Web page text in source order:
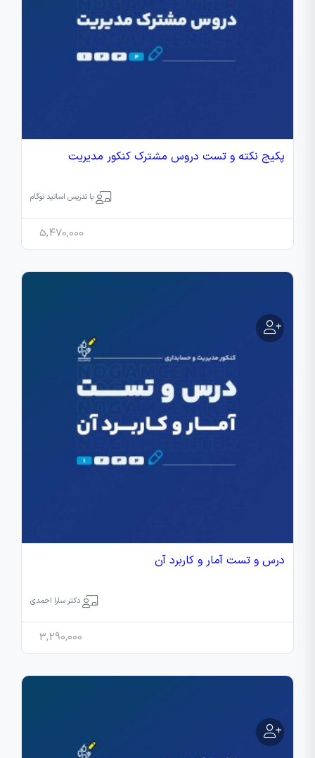
پکیج نکته و تست دروس مشترک کنکور مدیریت
با تدریس اساتید نوگام
5,470,000
درس و تست آمار و کاربرد آن
دکتر سارا احمدی
3,290,000